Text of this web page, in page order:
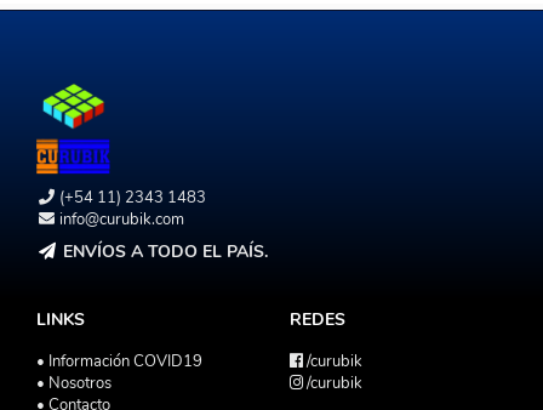
(+54 11) 2343 1483
info@curubik.com
ENVÍOS A TODO EL PAÍS.
LINKS
• Información COVID19
• Nosotros
• Contacto
REDES
/curubik
/curubik